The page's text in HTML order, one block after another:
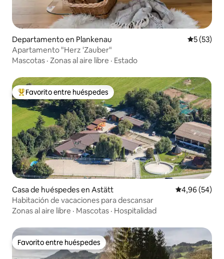
Departamento en Plankenau
5 (53)
Apartamento "Herz 'Zauber"
Mascotas · Zonas al aire libre · Estado
Favorito entre los huéspedes más destacados
Favorito entre huéspedes
Casa de huéspedes en Astätt Calificación
4,96 (54)
Habitación de vacaciones para descansar
Zonas al aire libre · Mascotas · Hospitalidad
Favorito entre huéspedes
Favorito entre huéspedes